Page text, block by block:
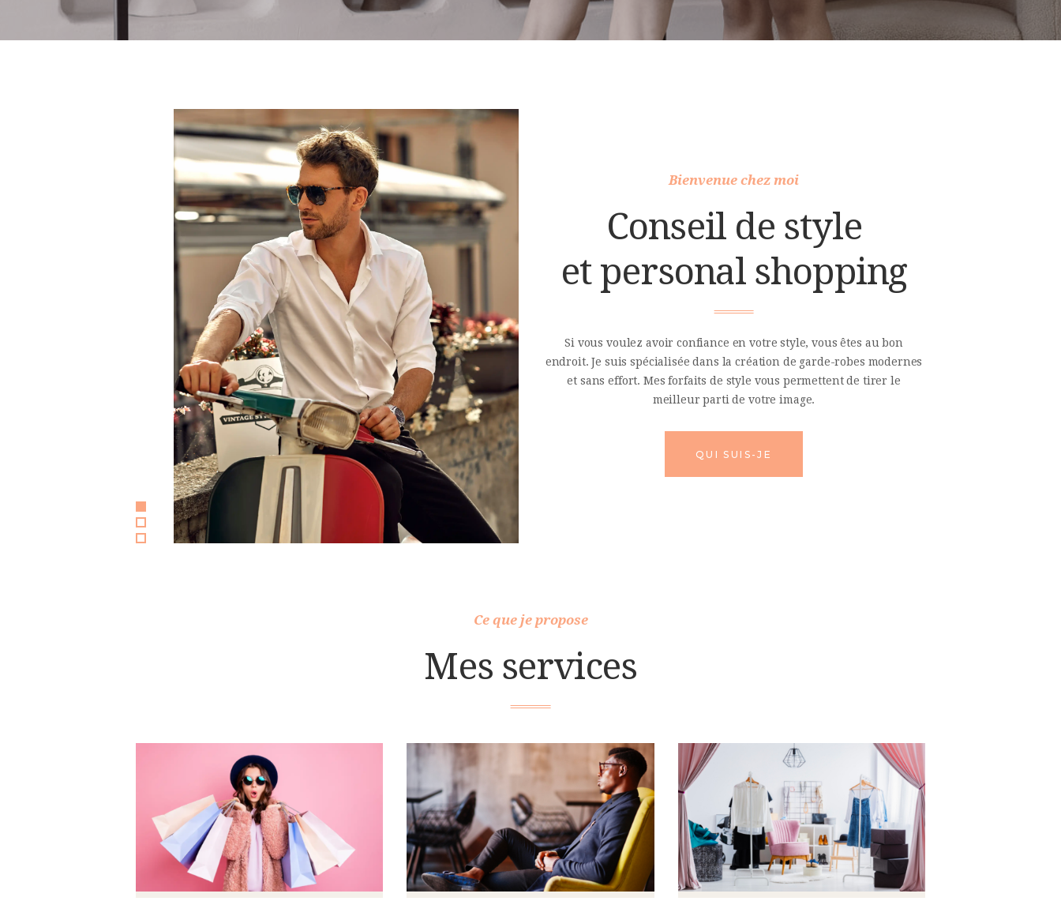
Bienvenue chez moi
Conseil de style
et personal shopping
Si vous voulez avoir confiance en votre style, vous êtes au bon
endroit. Je suis spécialisée dans la création de garde-robes modernes
et sans effort. Mes forfaits de style vous permettent de tirer le
meilleur parti de votre image.
QUI SUIS-JE
Ce que je propose
Mes services